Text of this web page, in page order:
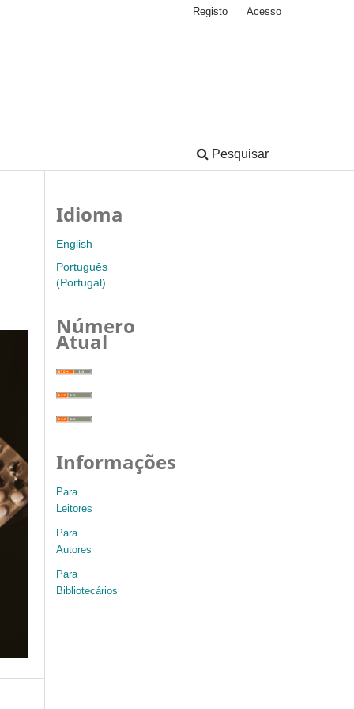
Pesquisar
Registo Acesso
Idioma
English
Português
(Portugal)
Número
Atual
Informações
Para
Leitores
Para
Autores
Para
Bibliotecários